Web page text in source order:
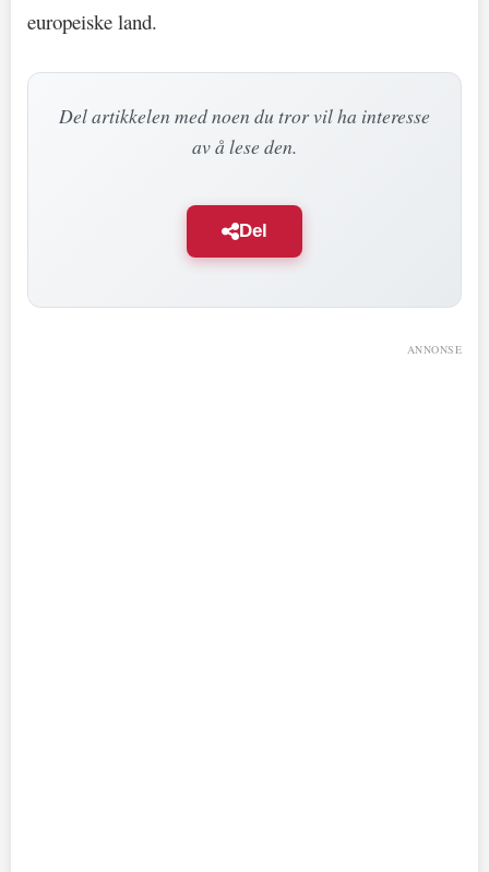
europeiske land.
Del artikkelen med noen du tror vil ha interesse
av å lese den.
Del
ANNONSE